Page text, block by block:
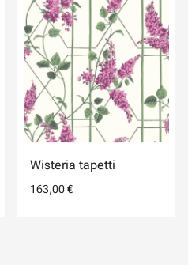
Wisteria tapetti
163,00 €